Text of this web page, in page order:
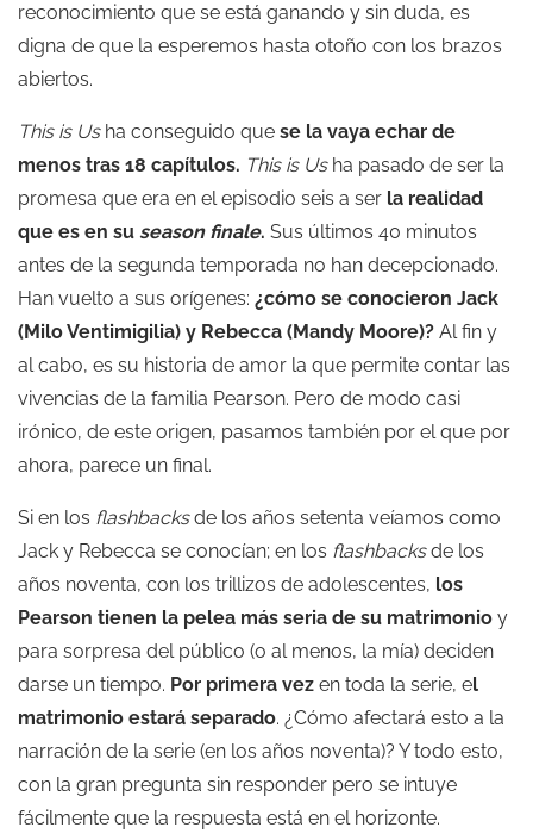
reconocimiento que se está ganando y sin duda, es
digna de que la esperemos hasta otoño con los brazos
abiertos.
This is Us ha conseguido que se la vaya echar de
menos tras 18 capítulos. This is Us ha pasado de ser la
promesa que era en el episodio seis a ser la realidad
que es en su season finale. Sus últimos 40 minutos
antes de la segunda temporada no han decepcionado.
Han vuelto a sus orígenes: ¿cómo se conocieron Jack
(Milo Ventimigilia) y Rebecca (Mandy Moore)? Al fin y
al cabo, es su historia de amor la que permite contar las
vivencias de la familia Pearson. Pero de modo casi
irónico, de este origen, pasamos también por el que por
ahora, parece un final.
Si en los flashbacksde los años setenta veíamos como
Jack y Rebecca se conocían; en los flashbacksde los
años noventa, con los trillizos de adolescentes, los
Pearson tienen la pelea más seria de su matrimonio y
para sorpresa del público (o al menos, la mía) deciden
darse un tiempo. Por primera vez en toda la serie, el
matrimonio estará separado. ¿Cómo afectará esto a la
narración de la serie (en los años noventa)? Y todo esto,
con la gran pregunta sin responder pero se intuye
fácilmente que la respuesta está en el horizonte.